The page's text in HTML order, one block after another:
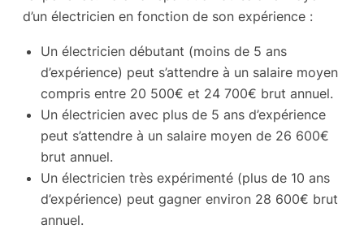
d’un électricien en fonction de son expérience :
Un électricien débutant (moins de 5 ans
d’expérience) peut s’attendre à un salaire moyen
compris entre 20 500€ et 24 700€ brut annuel.
Un électricien avec plus de 5 ans d’expérience
peut s’attendre à un salaire moyen de 26 600€
brut annuel.
Un électricien très expérimenté (plus de 10 ans
d’expérience) peut gagner environ 28 600€ brut
annuel.